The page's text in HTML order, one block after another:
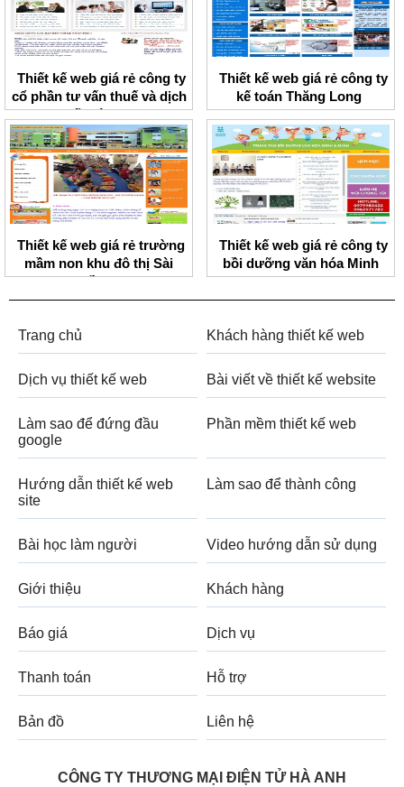
Thiết kế web giá rẻ công ty
cổ phần tư vấn thuế và dịch
vụ kế toán PMC
Thiết kế web giá rẻ công ty
kế toán Thăng Long
Thiết kế web giá rẻ trường
mầm non khu đô thị Sài
Đồng
Thiết kế web giá rẻ công ty
bồi dưỡng văn hóa Minh
Minh
Trang chủ Khách hàng thiết kế web
Dịch vụ thiết kế web Bài viết về thiết kế website
Làm sao để đứng đầu
google
Phần mềm thiết kế web
Hướng dẫn thiết kế web
site
Làm sao để thành công
Bài học làm người Video hướng dẫn sử dụng
Giới thiệu Khách hàng
Báo giá Dịch vụ
Thanh toán Hỗ trợ
Bản đồ Liên hệ
CÔNG TY THƯƠNG MẠI ĐIỆN TỬ HÀ ANH